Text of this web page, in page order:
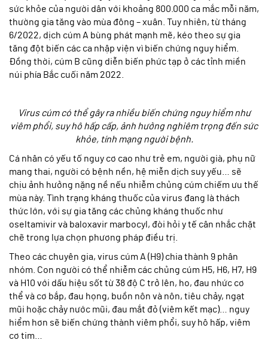
sức khỏe của người dân với khoảng 800.000 ca mắc mỗi năm,
thường gia tăng vào mùa đông – xuân. Tuy nhiên, từ tháng
6/2022, dịch cúm A bùng phát mạnh mẽ, kéo theo sự gia
tăng đột biến các ca nhập viện vì biến chứng nguy hiểm.
Đồng thời, cúm B cũng diễn biến phức tạp ở các tỉnh miền
núi phía Bắc cuối năm 2022.
Virus cúm có thể gây ra nhiều biến chứng nguy hiểm như
viêm phổi, suy hô hấp cấp, ảnh hưởng nghiêm trọng đến sức
khỏe, tính mạng người bệnh.
Cá nhân có yếu tố nguy cơ cao như trẻ em, người già, phụ nữ
mang thai, người có bệnh nền, hệ miễn dịch suy yếu… sẽ
chịu ảnh hưởng nặng nề nếu nhiễm chủng cúm chiếm ưu thế
mùa này. Tình trạng kháng thuốc của virus đang là thách
thức lớn, với sự gia tăng các chủng kháng thuốc như
oseltamivir và baloxavir marbocyl, đòi hỏi y tế cân nhắc chặt
chẽ trong lựa chọn phương pháp điều trị.
Theo các chuyên gia, virus cúm A (H9) chia thành 9 phân
nhóm. Con người có thể nhiễm các chủng cúm H5, H6, H7, H9
và H10 với dấu hiệu sốt từ 38 độ C trở lên, ho, đau nhức cơ
thể và cơ bắp, đau họng, buồn nôn và nôn, tiêu chảy, ngạt
mũi hoặc chảy nước mũi, đau mắt đỏ (viêm kết mạc)… nguy
hiểm hơn sẽ biến chứng thành viêm phổi, suy hô hấp, viêm
cơ tim…